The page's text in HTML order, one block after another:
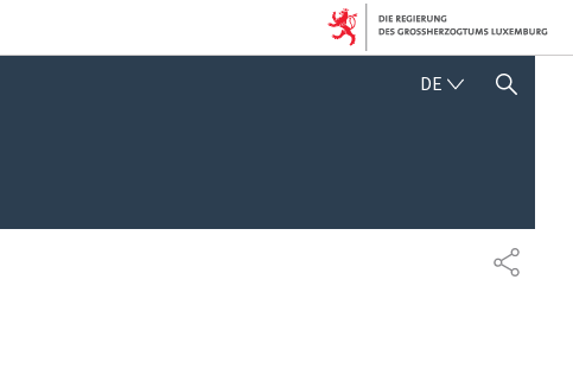
DE DEUTSCH
SUCHFLED ANZEIGEN /
TEILEN